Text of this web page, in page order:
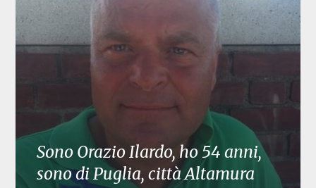
Sono Orazio Ilardo, ho 54 anni,
sono di Puglia, città Altamura